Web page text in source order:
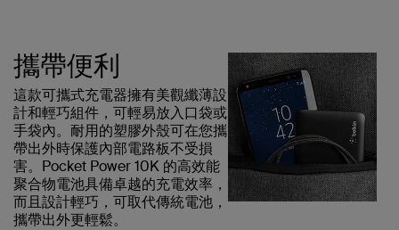
攜帶便利
這款可攜式充電器擁有美觀纖薄設
計和輕巧組件，可輕易放入口袋或
手袋內。耐用的塑膠外殼可在您攜
帶出外時保護內部電路板不受損
害。Pocket Power 10K 的高效能
聚合物電池具備卓越的充電效率，
而且設計輕巧，可取代傳統電池，
攜帶出外更輕鬆。